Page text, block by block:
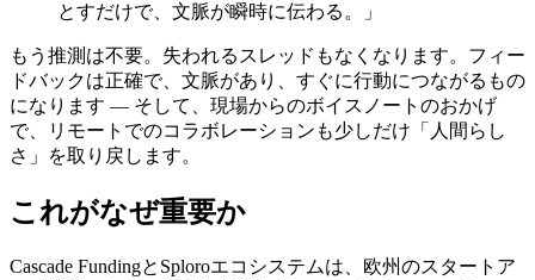
とすだけで、文脈が瞬時に伝わる。」
もう推測は不要。失われるスレッドもなくなります。フィー
ドバックは正確で、文脈があり、すぐに行動につながるもの
になります ― そして、現場からのボイスノートのおかげ
で、リモートでのコラボレーションも少しだけ「人間らし
さ」を取り戻します。
これがなぜ重要か
Cascade FundingとSploroエコシステムは、欧州のスタートア